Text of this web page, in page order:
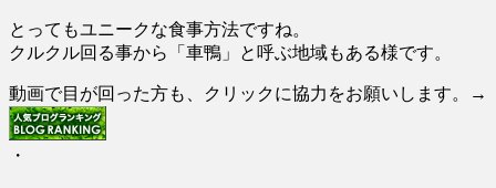
とってもユニークな食事方法ですね。
クルクル回る事から「車鴨」と呼ぶ地域もある様です。
動画で目が回った方も、クリックに協力をお願いします。→
・